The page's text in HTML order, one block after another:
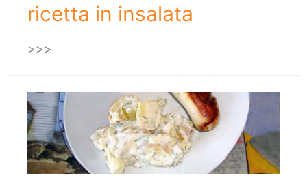
ricetta in insalata
>>>